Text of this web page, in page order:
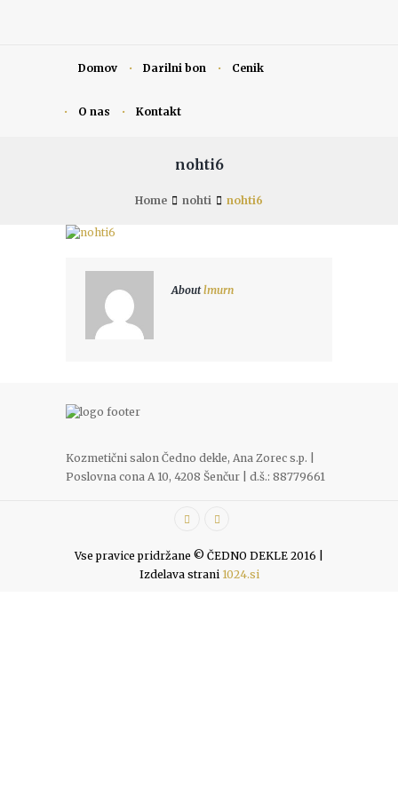
Domov Darilni bon Cenik
O nas Kontakt
nohti6
Home nohti nohti6
Aboutlmurn
Kozmetični salon Čedno dekle, Ana Zorec s.p. |
Poslovna cona A 10, 4208 Šenčur | d.š.: 88779661
Vse pravice pridržane © ČEDNO DEKLE 2016 |
Izdelava strani 1024.si